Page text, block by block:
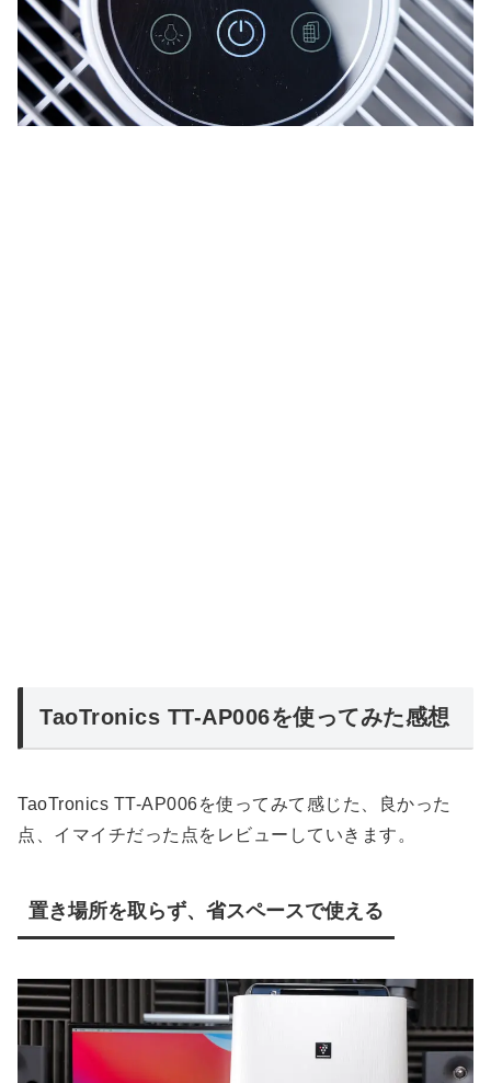
TaoTronics TT-AP006を使ってみた感想
TaoTronics TT-AP006を使ってみて感じた、良かった
点、イマイチだった点をレビューしていきます。
置き場所を取らず、省スペースで使える